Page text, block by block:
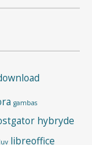
gambas
hybryde
libreoffice